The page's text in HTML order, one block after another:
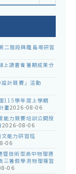
二階段與離島場研習
上讀書會暑期成果分
計競賽」活動
115學年度上學期
畫2026-08-06
能力競賽培訓公開授
2026-08-06
能力研習班
06
技術型高中物理適
三暑假學測物理複習
06